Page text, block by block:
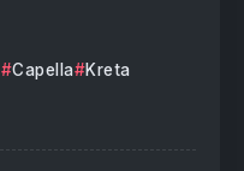
Capella
Kreta